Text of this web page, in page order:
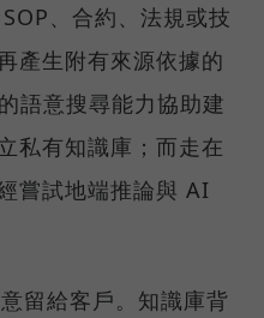
、合約、法規或技
產生附有來源依據的
語意搜尋能力協助建
私有知識庫；而走在
嘗試地端推論與 AI
留給客戶。知識庫背